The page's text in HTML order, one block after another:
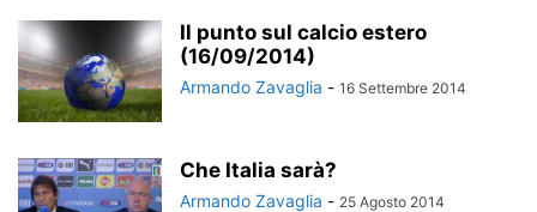
Il punto sul calcio estero
(16/09/2014)
Armando Zavaglia - 16 Settembre 2014
Che Italia sarà?
Armando Zavaglia - 25 Agosto 2014